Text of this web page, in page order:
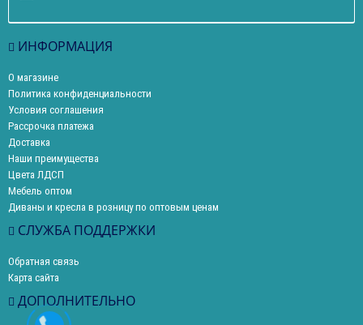
ИНФОРМАЦИЯ
О магазине
Политика конфиденциальности
Условия соглашения
Рассрочка платежа
Доставка
Наши преимущества
Цвета ЛДСП
Мебель оптом
Диваны и кресла в розницу по оптовым ценам
СЛУЖБА ПОДДЕРЖКИ
Обратная связь
Карта сайта
ДОПОЛНИТЕЛЬНО